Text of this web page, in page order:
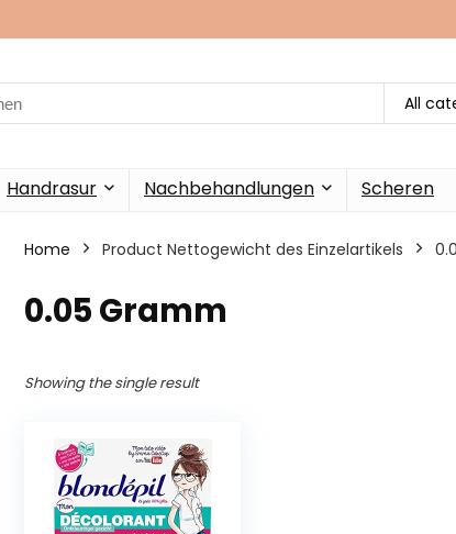
All
Handrasur Nachbehandlungen Scheren
Home Product Nettogewicht des Einzelartikels
‎0.05 Gramm
Showing the single result